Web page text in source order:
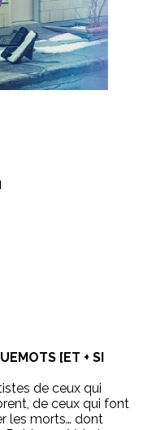
[ET + SI
de ceux qui
de ceux qui font
les morts… dont